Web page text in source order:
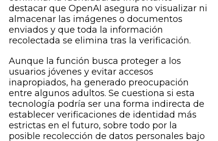
destacar que OpenAI asegura no visualizar ni
almacenar las imágenes o documentos
enviados y que toda la información
recolectada se elimina tras la verificación.
Aunque la función busca proteger a los
usuarios jóvenes y evitar accesos
inapropiados, ha generado preocupación
entre algunos adultos. Se cuestiona si esta
tecnología podría ser una forma indirecta de
establecer verificaciones de identidad más
estrictas en el futuro, sobre todo por la
posible recolección de datos personales bajo